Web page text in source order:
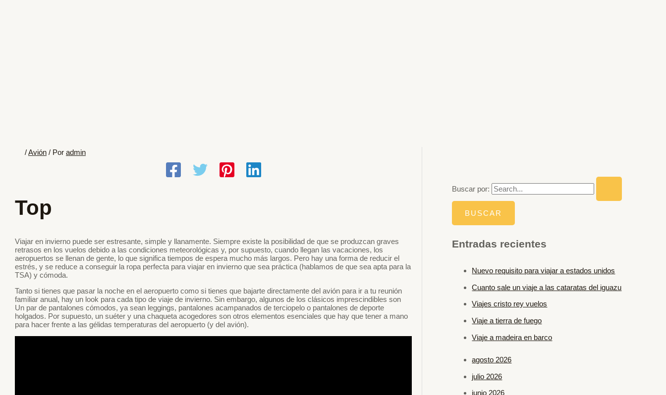
/Avión / Por admin
Top
Viajar en invierno puede ser estresante, simple y llanamente. Siempre existe la posibilidad de que se produzcan graves
retrasos en los vuelos debido a las condiciones meteorológicas y, por supuesto, cuando llegan las vacaciones, los
aeropuertos se llenan de gente, lo que significa tiempos de espera mucho más largos. Pero hay una forma de reducir el
estrés, y se reduce a conseguir la ropa perfecta para viajar en invierno que sea práctica (hablamos de que sea apta para la
TSA) y cómoda.
Tanto si tienes que pasar la noche en el aeropuerto como si tienes que bajarte directamente del avión para ir a tu reunión
familiar anual, hay un look para cada tipo de viaje de invierno. Sin embargo, algunos de los clásicos imprescindibles son
Un par de pantalones cómodos, ya sean leggings, pantalones acampanados de terciopelo o pantalones de deporte
holgados. Por supuesto, un suéter y una chaqueta acogedores son otros elementos esenciales que hay que tener a mano
para hacer frente a las gélidas temperaturas del aeropuerto (y del avión).
Buscar por:
Entradas recientes
Nuevo requisito para viajar a estados unidos
Cuanto sale un viaje a las cataratas del iguazu
Viajes cristo rey vuelos
Viaje a tierra de fuego
Viaje a madeira en barco
agosto 2026
julio 2026
junio 2026